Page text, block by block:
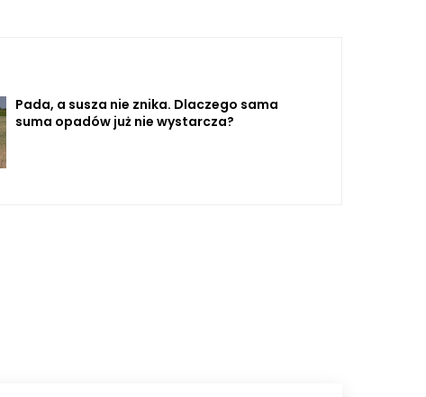
Pada, a susza nie znika. Dlaczego sama
suma opadów już nie wystarcza?